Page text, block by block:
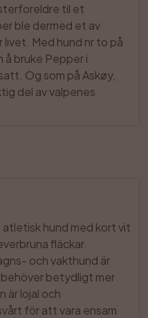
til et
ble dermed et av
Med hund nr to på
å bruke Pepper i
Og som på Askøy,
del av valpenes
hund med kort vit
fläckar.
och vakthund är
betydligt mer
är lojal och
för att vara ensam